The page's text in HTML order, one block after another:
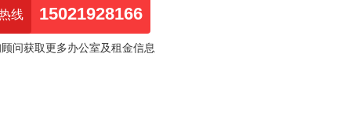
线 15021928166
问获取更多办公室及租金信息